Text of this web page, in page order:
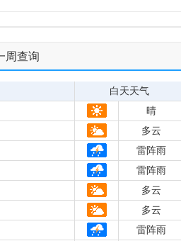
周查询
白天天气
晴
多云
雷阵雨
雷阵雨
多云
多云
雷阵雨